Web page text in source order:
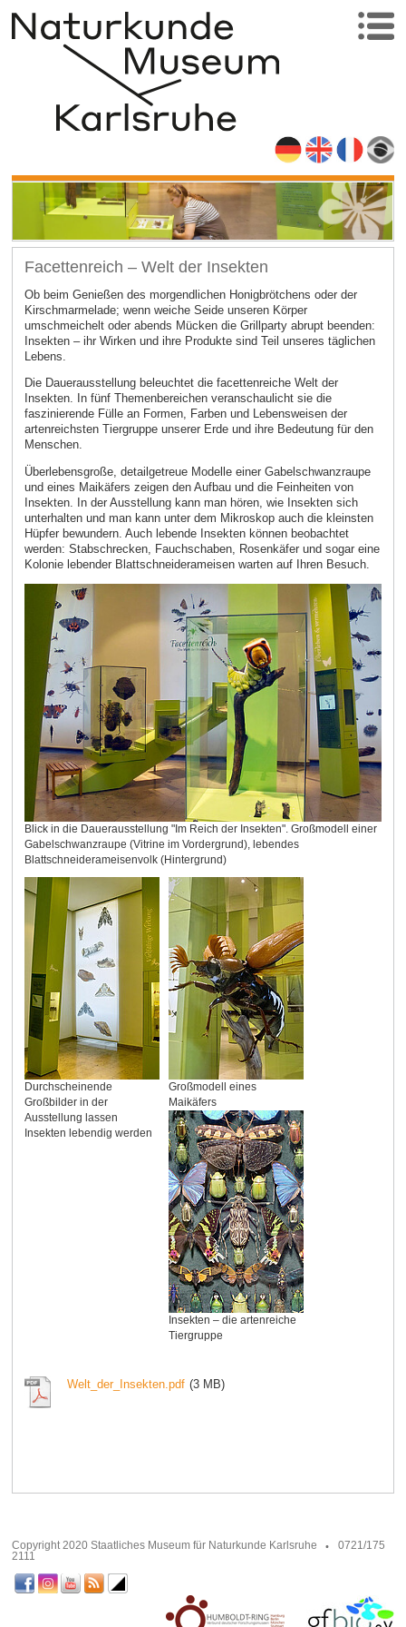
Facettenreich – Welt der Insekten
Ob beim Genießen des morgendlichen Honigbrötchens oder der
Kirschmarmelade; wenn weiche Seide unseren Körper
umschmeichelt oder abends Mücken die Grillparty abrupt beenden:
Insekten – ihr Wirken und ihre Produkte sind Teil unseres täglichen
Lebens.
Die Dauerausstellung beleuchtet die facettenreiche Welt der
Insekten. In fünf Themenbereichen veranschaulicht sie die
faszinierende Fülle an Formen, Farben und Lebensweisen der
artenreichsten Tiergruppe unserer Erde und ihre Bedeutung für den
Menschen.
Überlebensgroße, detailgetreue Modelle einer Gabelschwanzraupe
und eines Maikäfers zeigen den Aufbau und die Feinheiten von
Insekten. In der Ausstellung kann man hören, wie Insekten sich
unterhalten und man kann unter dem Mikroskop auch die kleinsten
Hüpfer bewundern. Auch lebende Insekten können beobachtet
werden: Stabschrecken, Fauchschaben, Rosenkäfer und sogar eine
Kolonie lebender Blattschneiderameisen warten auf Ihren Besuch.
Blick in die Dauerausstellung "Im Reich der Insekten". Großmodell einer
Gabelschwanzraupe (Vitrine im Vordergrund), lebendes
Blattschneiderameisenvolk (Hintergrund)
Durchscheinende
Großbilder in der
Ausstellung lassen
Insekten lebendig werden
Großmodell eines
Maikäfers
Insekten – die artenreiche
Tiergruppe
Welt_der_Insekten.pdf (3 MB)
Copyright 2020 Staatliches Museum für Naturkunde Karlsruhe
0721/175
2111